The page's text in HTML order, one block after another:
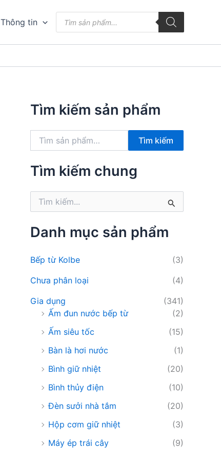
Thông tin
kiếm
phẩm
Tìm kiếm sản phẩm
k
Tìm kiếm
Tìm kiếm chung
k
m
Danh mục sản phẩm
Bếp từ Kolbe
(3)
Chưa phân loại
(4)
Gia dụng
(341)
Ấm đun nước bếp từ
(2)
Ấm siêu tốc
(15)
Bàn là hơi nước
(1)
Bình giữ nhiệt
(20)
Bình thủy điện
(10)
Đèn sưởi nhà tắm
(20)
Hộp cơm giữ nhiệt
(3)
Máy ép trái cây
(9)